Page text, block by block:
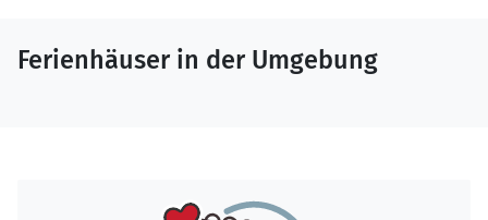
Ferienhäuser in der Umgebung